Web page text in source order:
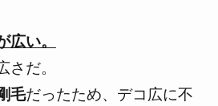
広い。
さだ。
毛だったため、デコ広に不